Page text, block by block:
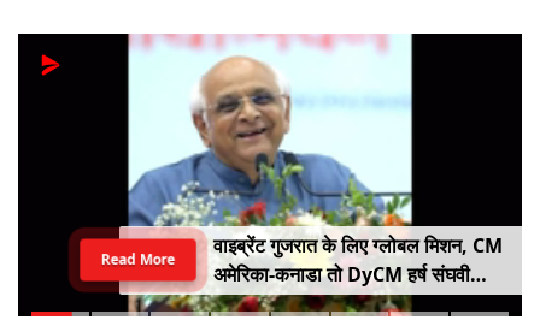
वाइब्रेंट गुजरात के लिए ग्लोबल मिशन, CM
अमेरिका-कनाडा तो DyCM हर्ष संघवी
संभालेंगे जापान-यूरोप का मोर्चा
Read More